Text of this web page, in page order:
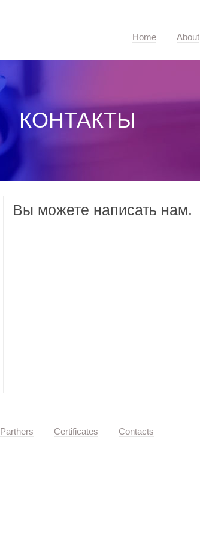
Home About
КОНТАКТЫ
Вы можете написать нам.
Parthers Certificates Contacts